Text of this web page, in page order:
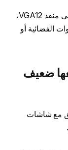
استخدام شاشة أخرى للكمبيوتر تحتوي على منفذ VGA12،
القنوات الفضائية أو
ضعيف
مع شاشات